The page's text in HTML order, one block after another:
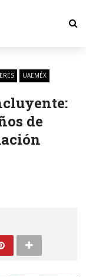
UAEMÉX
de